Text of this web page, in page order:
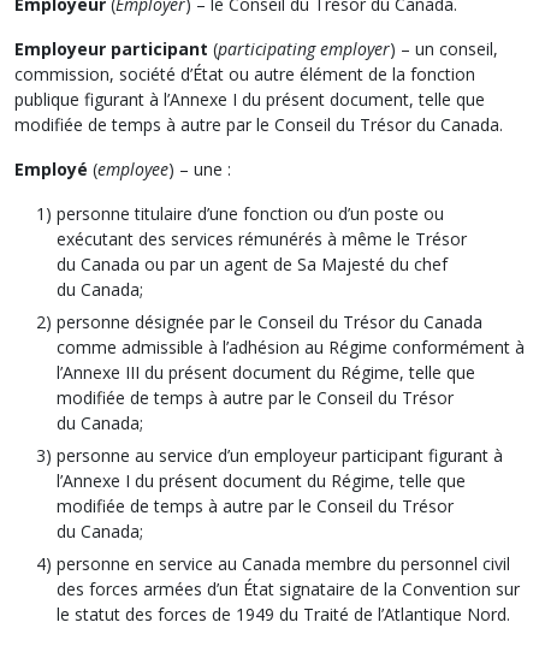
Employeur participant (participating employer) – un conseil,
commission, société d’État ou autre élément de la fonction
publique figurant à l’Annexe I du présent document, telle que
modifiée de temps à autre par le Conseil du Trésor du Canada.
Employé (employee) – une :
personne titulaire d’une fonction ou d’un poste ou
exécutant des services rémunérés à même le Trésor
du Canada ou par un agent de Sa Majesté du chef
du Canada;
personne désignée par le Conseil du Trésor du Canada
comme admissible à l’adhésion au Régime conformément à
l’Annexe III du présent document du Régime, telle que
modifiée de temps à autre par le Conseil du Trésor
du Canada;
personne au service d’un employeur participant figurant à
l’Annexe I du présent document du Régime, telle que
modifiée de temps à autre par le Conseil du Trésor
du Canada;
personne en service au Canada membre du personnel civil
des forces armées d’un État signataire de la Convention sur
le statut des forces de 1949 du Traité de l’Atlantique Nord.